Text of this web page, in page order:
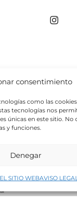
consentimiento
como las
tecnologías nos
únicas en este sitio.
y funciones.
Denegar
SITIO WEBAVISO
del sitio web